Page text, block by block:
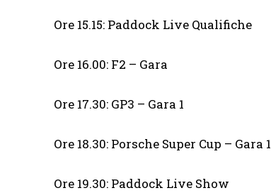
Ore 15.15: Paddock Live Qualifiche
Ore 16.00: F2 – Gara
Ore 17.30: GP3 – Gara 1
Ore 18.30: Porsche Super Cup – Gara 1
Ore 19.30: Paddock Live Show